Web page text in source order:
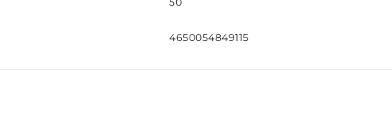
50
4650054849115